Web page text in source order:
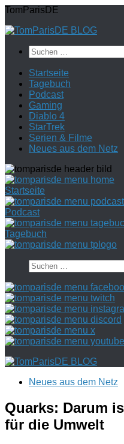
Zum
springen
TomParisDE
Suchen
nach:
Startseite
Tagebuch
Podcast
Gaming
Diablo 4
StarTrek
Serien & Filme
Neues aus dem Netz
Startseite
Podcast
Tagebuch
Suchen
nach:
Neues aus dem Netz
Quarks: Darum
für die Umwelt